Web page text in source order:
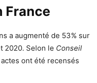
France
a augmenté de 53% sur
2020. Selon le Conseil
ont été recensés